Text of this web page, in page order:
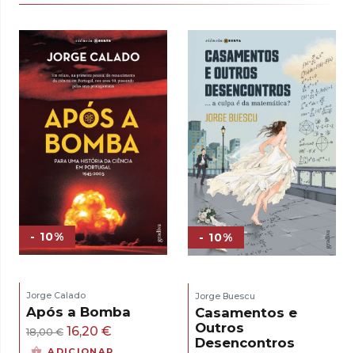
- 10%
Jorge Calado
Após a Bomba
18,00€ O
16,20 €
- 10%
Jorge Buescu
Casamentos e
Outros
Desencontros